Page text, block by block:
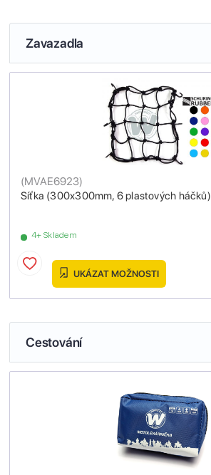
Zavazadla
Síťka (300x300mm, 6 plastových háčků)
(MVAE6923)
4+ Skladem
UKÁZAT MOŽNOSTI
Cestování